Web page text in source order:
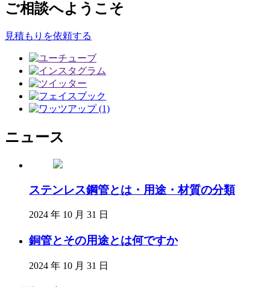
ご相談へようこそ
見積もりを依頼する
ニュース
ステンレス鋼管とは・用途・材質の分類
2024 年 10 月 31 日
銅管とその用途とは何ですか
2024 年 10 月 31 日